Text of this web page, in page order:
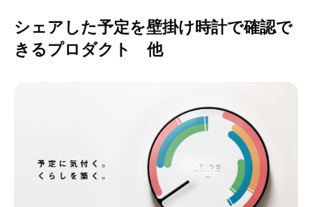
シェアした予定を壁掛け時計で確認で
きるプロダクト 他